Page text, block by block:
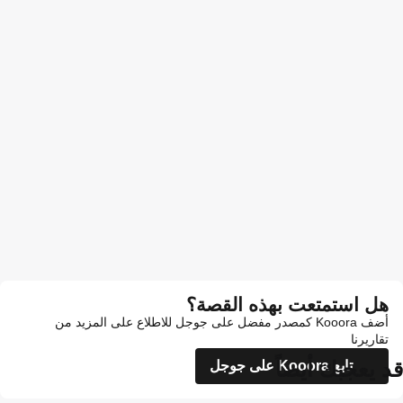
هل استمتعت بهذه القصة؟
أضف Kooora كمصدر مفضل على جوجل للاطلاع على المزيد من
تقاريرنا
تابع Kooora على جوجل
قد يعجبك أيضاً